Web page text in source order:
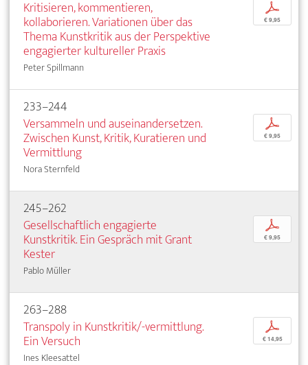
Kritisieren, kommentieren,
kollaborieren. Variationen über das
Thema Kunstkritik aus der Perspektive
engagierter kultureller Praxis
Peter Spillmann
p
€ 9,95
233–244
Versammeln und auseinandersetzen.
Zwischen Kunst, Kritik, Kuratieren und
Vermittlung
Nora Sternfeld
p
€ 9,95
245–262
Gesellschaftlich engagierte
Kunstkritik. Ein Gespräch mit Grant
Kester
Pablo Müller
p
€ 9,95
263–288
Transpoly in Kunstkritik/-vermittlung.
Ein Versuch
Ines Kleesattel
p
€ 14,95